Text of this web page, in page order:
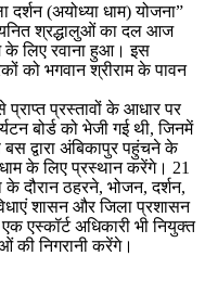
दर्शन (अयोध्या धाम) योजना”
श्रद्धालुओं का दल आज
के लिए रवाना हुआ। इस
को भगवान श्रीराम के पावन
प्रस्तावों के आधार पर
बोर्ड को भेजी गई थी, जिनमें
द्वारा अंबिकापुर पहुंचने के
के लिए प्रस्थान करेंगे। 21
दौरान ठहरने, भोजन, दर्शन,
शासन और जिला प्रशासन
एस्कॉर्ट अधिकारी भी नियुक्त
की निगरानी करेंगे।